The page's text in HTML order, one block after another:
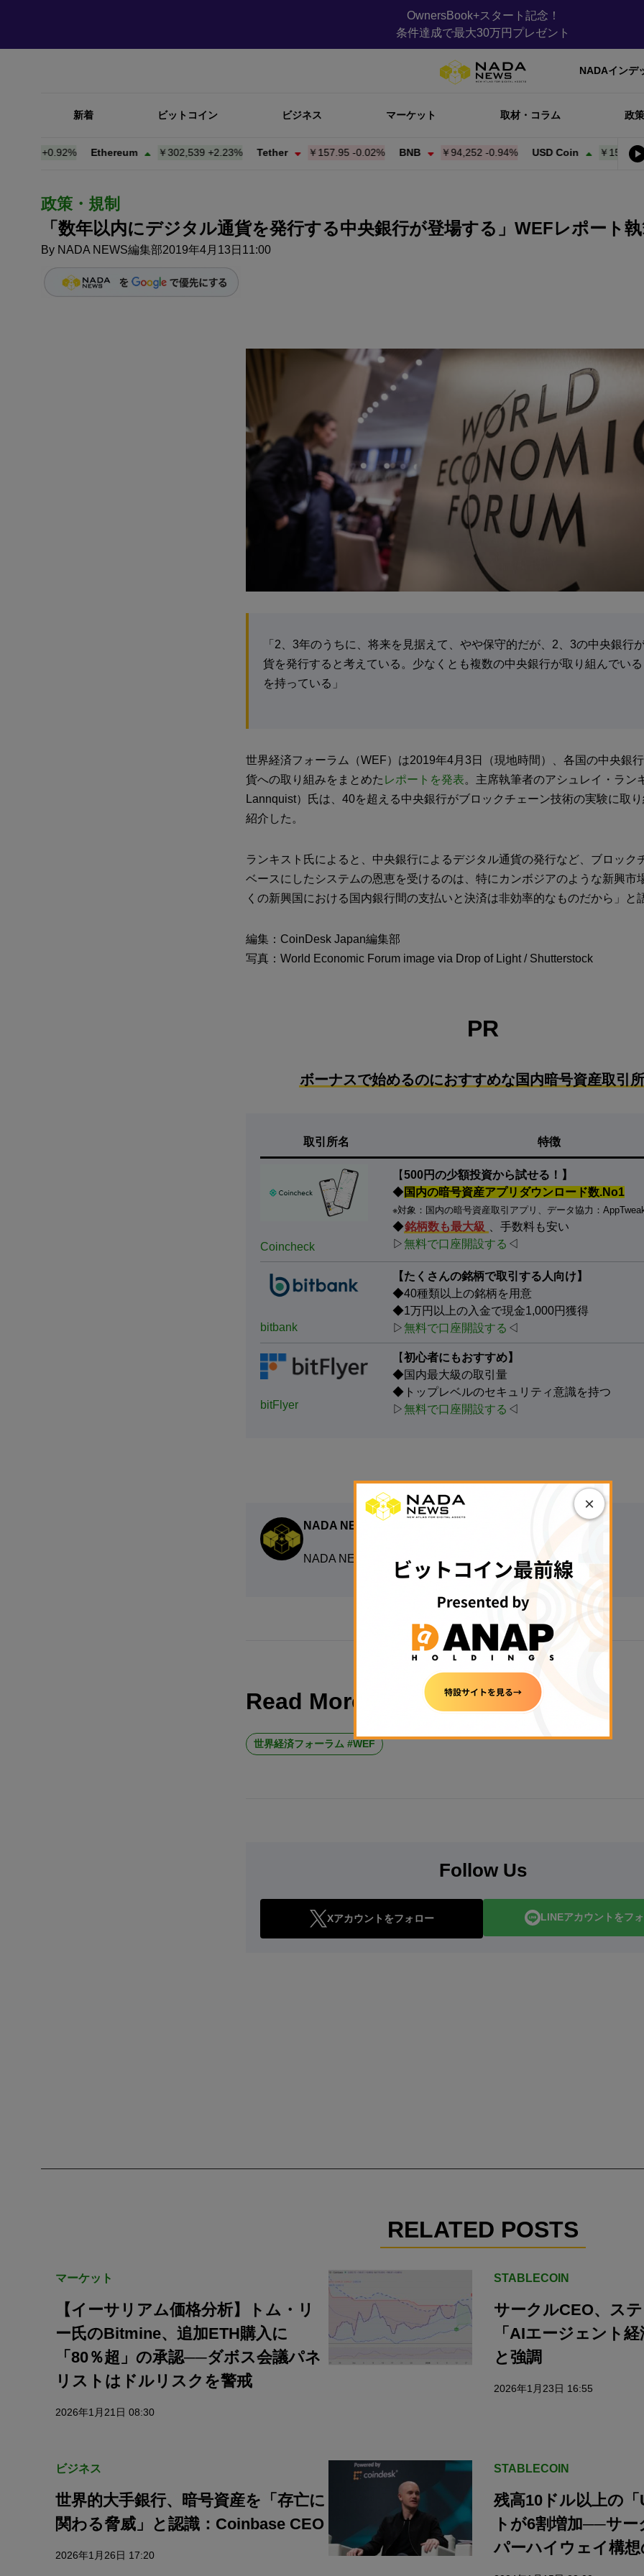
OwnersBook+スタート記念！
条件達成で最大30万円プレゼント
NADAインデ
新着 ビットコイン ビジネス マーケット 取材・コラム 政
0.92% Ethereum ￥302,539+ 2.23% Tether ￥157.95-0.02% BNB ￥94,252-0.94% USD Coin ￥158.09+
政策・規制
「数年以内にデジタル通貨を発行する中央銀行が登場する」WEFレポート
By NADA NEWS編集部2019年4月13日11:00
「2、3年のうちに、将来を見据えて、やや保守的だが、2、3の中央銀行
貨を発行すると考えている。少なくとも複数の中央銀行が取り組んでい
を持っている」
世界経済フォーラム（WEF）は2019年4月3日（現地時間）、各国の中央銀
貨への取り組みをまとめた レポートを発表。主席執筆者のアシュレイ・ラン
Lannquist）氏は、40を超える中央銀行がブロックチェーン技術の実験に取
紹介した。
ランキスト氏によると、中央銀行によるデジタル通貨の発行など、ブロック
ベースにしたシステムの恩恵を受けるのは、特にカンボジアのような新興市
くの新興国における国内銀行間の支払いと決済は非効率的なものだから」と
編集：CoinDesk Japan編集部
写真：World Economic Forum image via Drop of Light / Shutterstock
PR
ボーナスで始めるのにおすすめな国内暗号資産取引
取引所名 特徴
Coincheck
【500円の少額投資から試せる！】
◆国内の暗号資産アプリダウンロード数.No1
※対象：国内の暗号資産取引アプリ、データ協力：
◆銘柄数も最大級
、手数料も安い
▷無料で口座開設する ◁
bitbank
【たくさんの銘柄で取引する人向け】
◆40種類以上の銘柄を用意
◆1万円以上の入金で現金1,000円獲得
▷無料で口座開設する ◁
bitFlyer
【初心者にもおすすめ】
◆国内最大級の取引量
◆トップレベルのセキュリティ意識を持つ
▷無料で口座開設する ◁
NADA NEWS編集部
NADA NEWS編集部
Read More About
世界経済フォーラム #WEF
Follow Us
Xアカウントをフォロー LINEアカウントをフ
RELATED POSTS
マーケット
【イーサリアム価格分析】トム・リ
ー氏のBitmine、追加ETH購入に
「80％超」の承認──ダボス会議パネ
リストはドルリスクを警戒
2026年1月21日 08:30
STABLECOIN
サークルCEO、ス
「AIエージェント
と強調
2026年1月23日 16:55
ビジネス
世界的大手銀行、暗号資産を「存亡に
関わる脅威」と認識：Coinbase CEO
2026年1月26日 17:20
STABLECOIN
残高10ドル以上の
トが6割増加──サ
パーハイウェイ構
×